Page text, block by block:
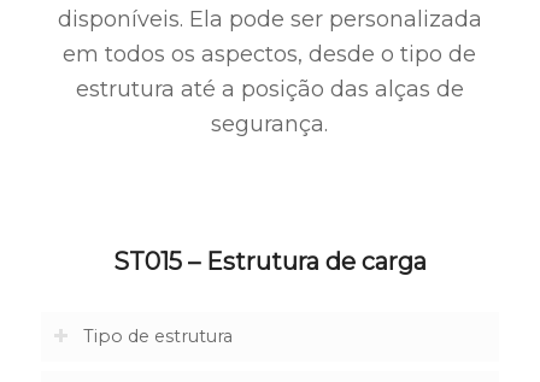
disponíveis. Ela pode ser personalizada
em todos os aspectos, desde o tipo de
estrutura até a posição das alças de
segurança.
ST015 – Estrutura de carga
Tipo de estrutura